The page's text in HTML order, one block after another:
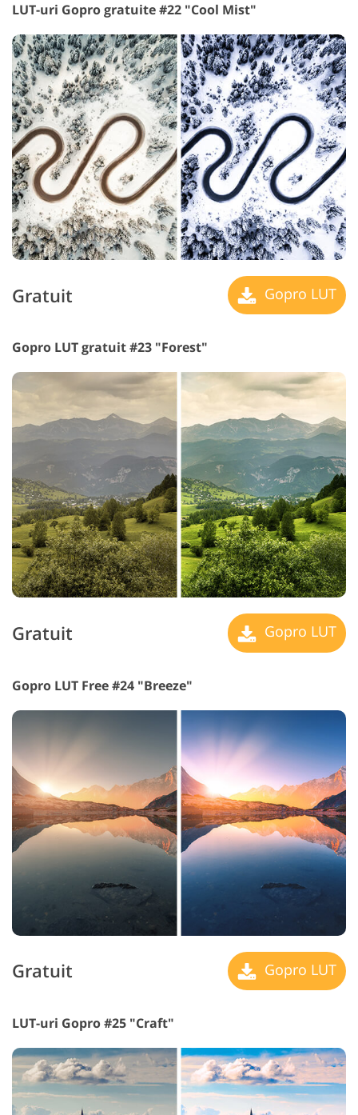
LUT-uri Gopro gratuite #22 "Cool Mist"
Gratuit Gopro LUT
Gopro LUT gratuit #23 "Forest"
Gratuit Gopro LUT
Gopro LUT Free #24 "Breeze"
Gratuit Gopro LUT
LUT-uri Gopro #25 "Craft"